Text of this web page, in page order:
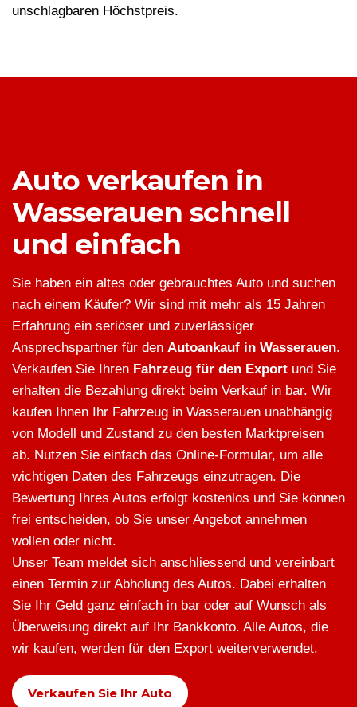
unschlagbaren Höchstpreis.
Auto verkaufen in
Wasserauen schnell
und einfach
Sie haben ein altes oder gebrauchtes Auto und suchen
nach einem Käufer? Wir sind mit mehr als 15 Jahren
Erfahrung ein seriöser und zuverlässiger
Ansprechspartner für den Autoankauf in Wasserauen.
Verkaufen Sie Ihren Fahrzeug für den Export und Sie
erhalten die Bezahlung direkt beim Verkauf in bar. Wir
kaufen Ihnen Ihr Fahrzeug in Wasserauen unabhängig
von Modell und Zustand zu den besten Marktpreisen
ab. Nutzen Sie einfach das Online-Formular, um alle
wichtigen Daten des Fahrzeugs einzutragen. Die
Bewertung Ihres Autos erfolgt kostenlos und Sie können
frei entscheiden, ob Sie unser Angebot annehmen
wollen oder nicht.
Unser Team meldet sich anschliessend und vereinbart
einen Termin zur Abholung des Autos. Dabei erhalten
Sie Ihr Geld ganz einfach in bar oder auf Wunsch als
Überweisung direkt auf Ihr Bankkonto. Alle Autos, die
wir kaufen, werden für den Export weiterverwendet.
Verkaufen Sie Ihr Auto